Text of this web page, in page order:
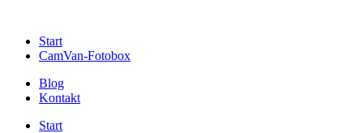
Start
CamVan-Fotobox
Blog
Kontakt
Start